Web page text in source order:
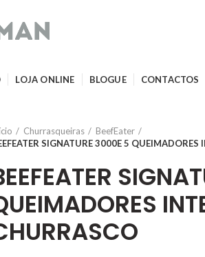
LOJA ONLINE BLOGUE CONTACTOS
Churrasqueiras
BeefEater
SIGNATURE 3000E 5